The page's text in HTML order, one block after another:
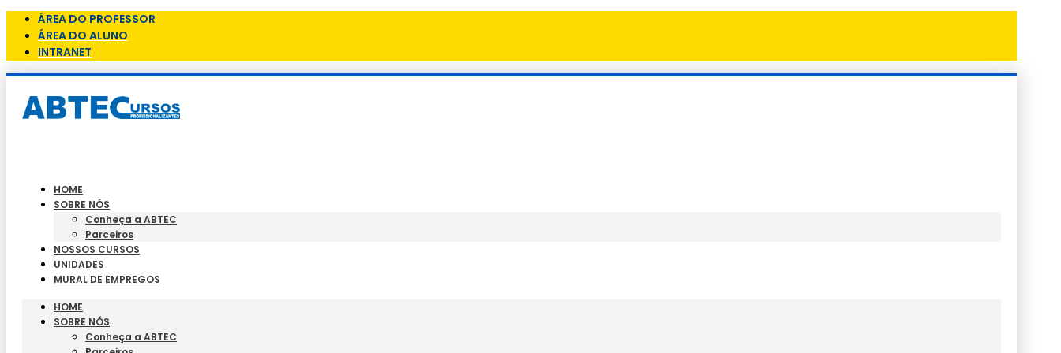
ÁREA DO PROFESSOR
ÁREA DO ALUNO
INTRANET
HOME
SOBRE NÓS
Conheça a ABTEC
Parceiros
NOSSOS CURSOS
UNIDADES
MURAL DE EMPREGOS
HOME
SOBRE NÓS
Conheça a ABTEC